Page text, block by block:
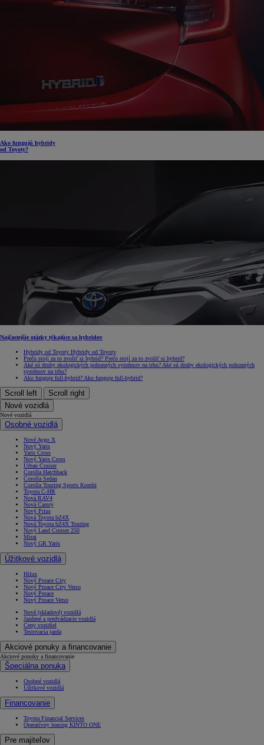
Ako fungujú hybridy
od Toyoty?
Najčastejšie otázky týkajúce sa hybridov
Hybridy od Toyoty Hybridy od Toyoty
Prečo stojí za to zvoliť si hybrid? Prečo stojí za to zvoliť si hybrid?
Aké sú druhy ekologických pohonných systémov na trhu? Aké sú druhy ekologických pohonných
systémov na trhu?
Ako funguje full-hybrid? Ako funguje full-hybrid?
Scroll left
Scroll right
Nové vozidlá
Nové vozidlá
Osobné vozidlá
Nové Aygo X
Nový Yaris
Yaris Cross
Nový Yaris Cross
Urban Cruiser
Corolla Hatchback
Corolla Sedan
Corolla Touring Sports Kombi
Toyota C-HR
Nová RAV4
Nová Camry
Nový Prius
Nová Toyota bZ4X
Nová Toyota bZ4X Touring
Nový Land Cruiser 250
Mirai
Nový GR Yaris
Úžitkové vozidlá
Hilux
Nový Proace City
Nový Proace City Verso
Nový Proace
Nový Proace Verso
Nové (skladové) vozidlá
Jazdené a predvádzacie vozidlá
Ceny vozidiel
Testovacia jazda
Akciové ponuky a financovanie
Akciové ponuky a financovanie
Špeciálna ponuka
Osobné vozidlá
Úžitkové vozidlá
Financovanie
Toyota Financial Services
Operatívny leasing KINTO ONE
Pre majiteľov